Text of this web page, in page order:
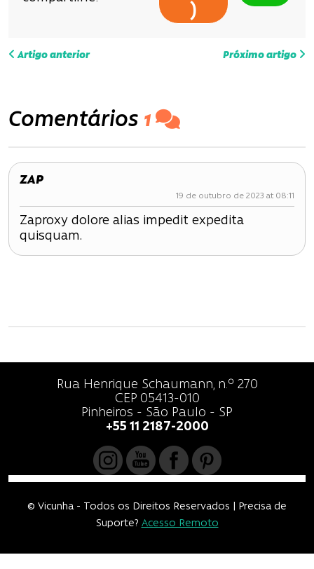
)
N
v
e
g
a
ç
ã
P
Artigo anterior Próximo artigo
Comentários 1
ZAP
19 de outubro de 2023 at 08:11
Zaproxy dolore alias impedit expedita
quisquam.
Rua Henrique Schaumann, n.º 270
CEP 05413-010
Pinheiros - São Paulo - SP
+55 11 2187-2000
© Vicunha - Todos os Direitos Reservados | Precisa de
Suporte? Acesso Remoto